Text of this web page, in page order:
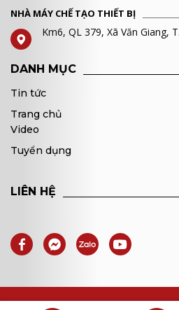
NHÀ MÁY CHẾ TẠO THIẾT BỊ
Km6, QL 379, Xã Văn Giang,
DANH MỤC
Tin tức
Trang chủ
Video
Tuyển dụng
LIÊN HỆ